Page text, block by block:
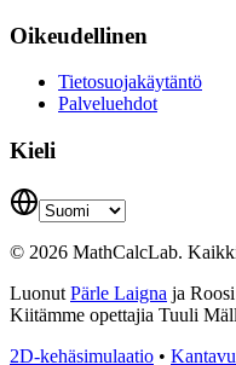
Oikeudellinen
Tietosuojakäytäntö
Palveluehdot
Kieli
© 2026 MathCalcLab.
Luonut Pärle Laigna ja
Kiitämme opettajia Tuuli
2D-kehäsimulaatio •